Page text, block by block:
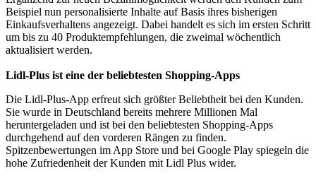
Beispiel nun personalisierte Inhalte auf Basis ihres bisherigen
Einkaufsverhaltens angezeigt. Dabei handelt es sich im ersten Schritt
um bis zu 40 Produktempfehlungen, die zweimal wöchentlich
aktualisiert werden.
Lidl-Plus ist eine der beliebtesten Shopping-Apps
Die Lidl-Plus-App erfreut sich größter Beliebtheit bei den Kunden.
Sie wurde in Deutschland bereits mehrere Millionen Mal
heruntergeladen und ist bei den beliebtesten Shopping-Apps
durchgehend auf den vorderen Rängen zu finden.
Spitzenbewertungen im App Store und bei Google Play spiegeln die
hohe Zufriedenheit der Kunden mit Lidl Plus wider.